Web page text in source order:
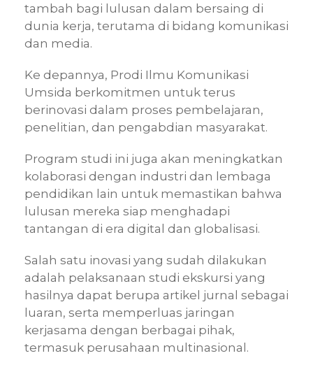
tambah bagi lulusan dalam bersaing di
dunia kerja, terutama di bidang komunikasi
dan media.
Ke depannya, Prodi Ilmu Komunikasi
Umsida berkomitmen untuk terus
berinovasi dalam proses pembelajaran,
penelitian, dan pengabdian masyarakat.
Program studi ini juga akan meningkatkan
kolaborasi dengan industri dan lembaga
pendidikan lain untuk memastikan bahwa
lulusan mereka siap menghadapi
tantangan di era digital dan globalisasi.
Salah satu inovasi yang sudah dilakukan
adalah pelaksanaan studi ekskursi yang
hasilnya dapat berupa artikel jurnal sebagai
luaran, serta memperluas jaringan
kerjasama dengan berbagai pihak,
termasuk perusahaan multinasional.